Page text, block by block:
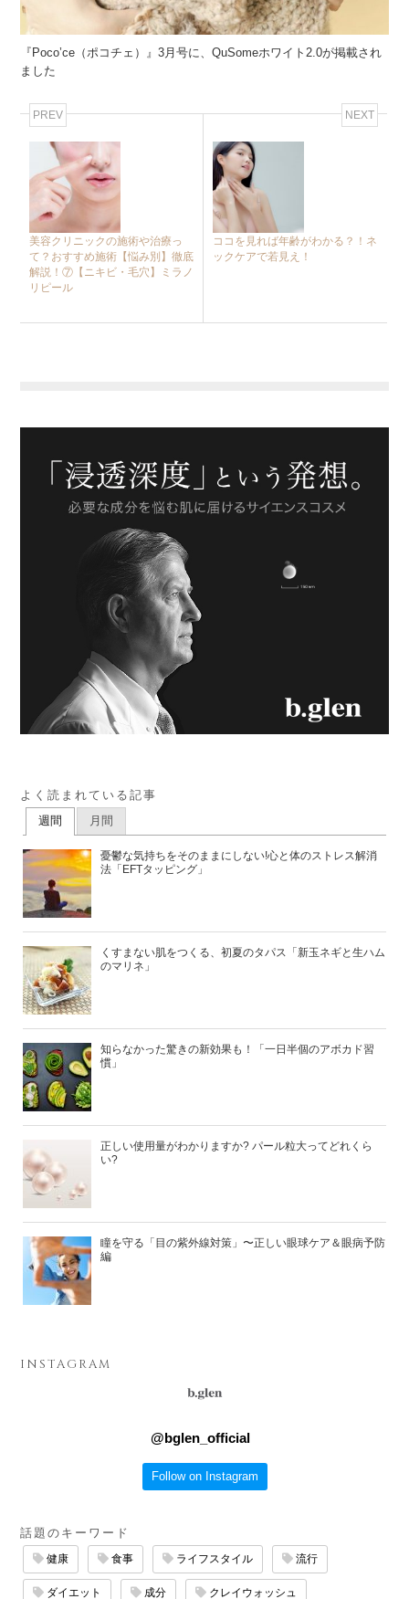
『Poco’ce（ポコチェ）』3月号に、QuSomeホワイト2.0が掲載され
ました
PREV
美容クリニックの施術や治療っ
て？おすすめ施術【悩み別】徹底
解説！⑦【ニキビ・毛穴】ミラノ
リピール
NEXT
ココを見れば年齢がわかる？！ネ
ックケアで若見え！
よく読まれている記事
週間 月間
憂鬱な気持ちをそのままにしない!心と体のストレス解消
法「EFTタッピング」
くすまない肌をつくる、初夏のタパス「新玉ネギと生ハム
のマリネ」
知らなかった驚きの新効果も！「一日半個のアボカド習
慣」
正しい使用量がわかりますか? パール粒大ってどれくら
い?
瞳を守る「目の紫外線対策」〜正しい眼球ケア＆眼病予防
編
INSTAGRAM
@bglen_official
Follow on Instagram
話題のキーワード
健康 食事 ライフスタイル 流行
ダイエット 成分 クレイウォッシュ